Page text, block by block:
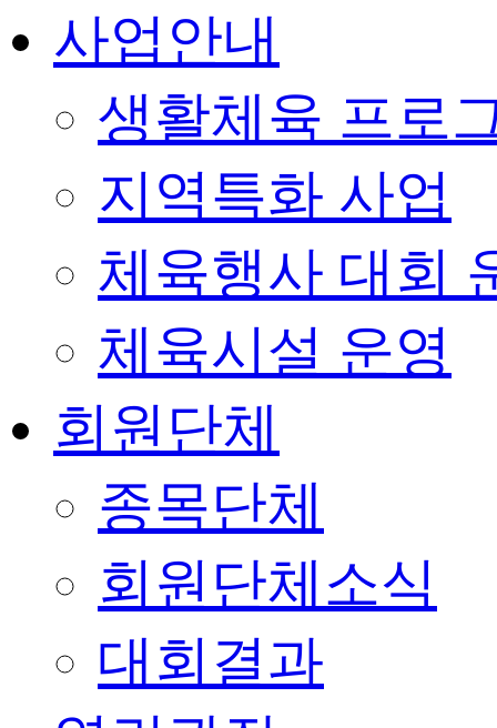
사업안내
생활체육 프로
지역특화 사업
체육행사 대회
체육시설 운영
회원단체
종목단체
회원단체소식
대회결과